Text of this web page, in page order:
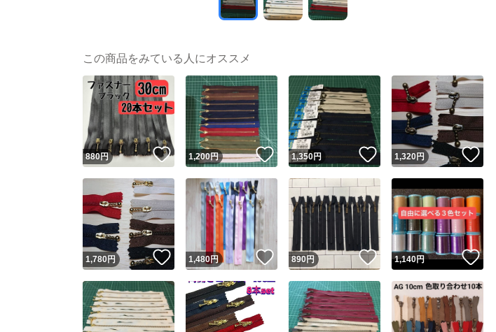
この商品をみている人にオススメ
880円 いいね！
1,200円 いいね！
1,350円 いいね！
1,320円
1,780円 いいね！
1,480円 いいね！
890円 いいね！
1,140円 い